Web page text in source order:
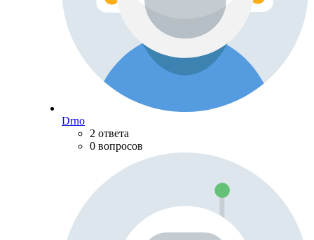
Drno
2 ответа
0 вопросов